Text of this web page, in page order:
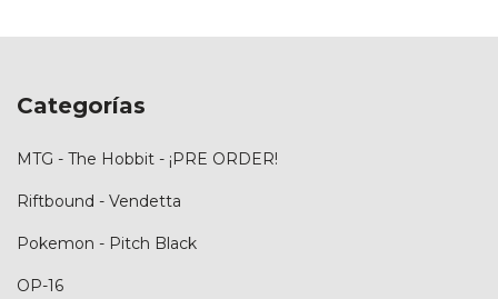
Categorías
MTG - The Hobbit - ¡PRE ORDER!
Riftbound - Vendetta
Pokemon - Pitch Black
OP-16